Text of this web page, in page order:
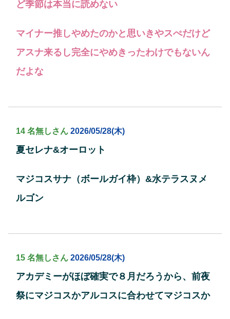
ど季節は本当に読めない
マイナー推しやめたのかと思いきやスぺだけど
アスナ来るし完全にやめきったわけでもないん
だよな
14 名無しさん 2026/05/28(木)
夏セレナ&オーロット
マジコスサナ（ボールガイ枠）&水テラスヌメ
ルゴン
15 名無しさん 2026/05/28(木)
アカデミーがほぼ確実で８月だろうから、前夜
祭にマジコスかアルコスに合わせてマジコスか